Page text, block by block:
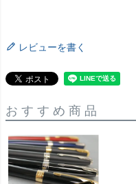
レビューを書く
おすすめ商品